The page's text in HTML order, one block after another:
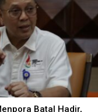
Batal Hadir,